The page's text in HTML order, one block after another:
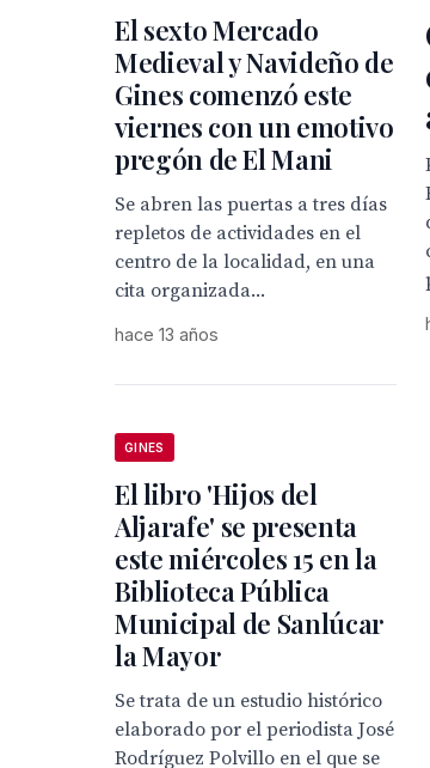
El sexto Mercado
Medieval y Navideño de
Gines comenzó este
viernes con un emotivo
pregón de El Mani
Se abren las puertas a tres días
repletos de actividades en el
centro de la localidad, en una
cita organizada...
hace 13 años
GINES
El libro 'Hijos del
Aljarafe' se presenta
este miércoles 15 en la
Biblioteca Pública
Municipal de Sanlúcar
la Mayor
Se trata de un estudio histórico
elaborado por el periodista José
Rodríguez Polvillo en el que se